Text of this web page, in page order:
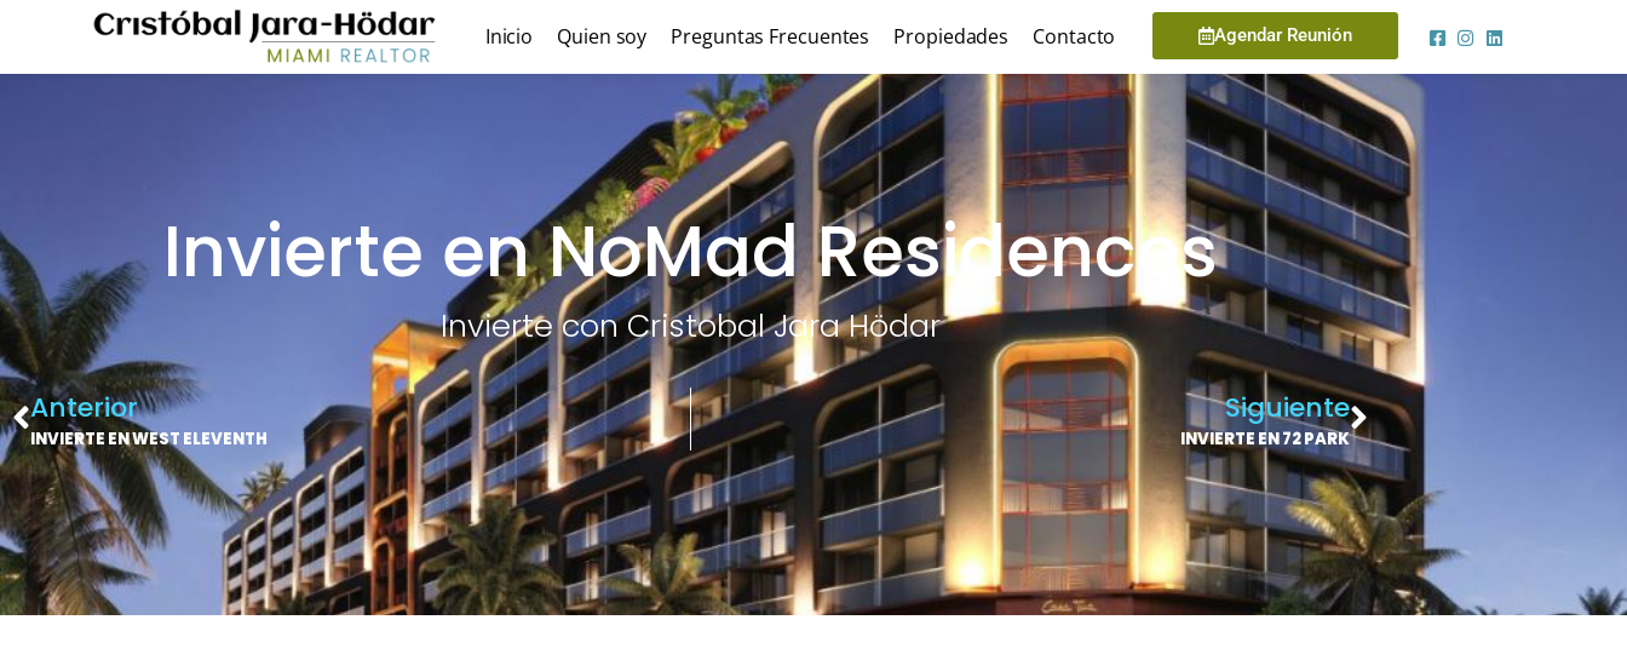
Inicio Quien soy Preguntas Frecuentes Propiedades Contacto Agendar Reunión
Invierte en NoMad Residences
Invierte con Cristobal Jara Hödar
Anterior
INVIERTE EN WEST ELEVENTH
Siguiente
INVIERTE EN 72 PARK